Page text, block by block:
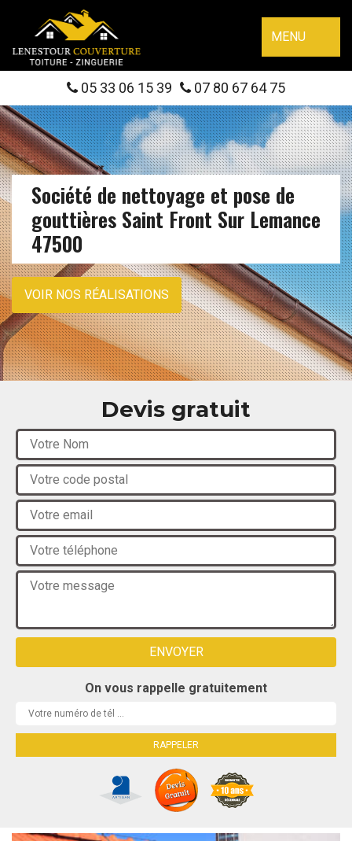
MENU
05 33 06 15 39 07 80 67 64 75
Société de nettoyage et pose de
gouttières Saint Front Sur Lemance
47500
VOIR NOS RÉALISATIONS
Devis gratuit
On vous rappelle gratuitement